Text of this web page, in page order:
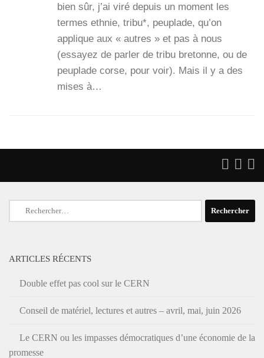
bien sûr, j’ai viré depuis un moment les
termes eth­nie, tri­bu*, peu­plade, qu’on
applique aux « autres » et pas à nous
(essayez de par­ler de tri­bu bre­tonne, ou de
peu­plade corse, pour voir). Mais il y a des
mises à…
Rechercher :
ARTICLES RÉCENTS
Double effet pas cool sur le CERN
Conseil de matériel, lectures et autres – avril, mai, juin 2026
Le CERN ou les impasses démocratiques d’une économie de la
promesse